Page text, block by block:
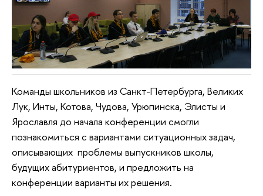
Команды школьников из Санкт-Петербурга, Великих
Лук, Инты, Котова, Чудова, Урюпинска, Элисты и
Ярославля до начала конференции смогли
познакомиться с вариантами ситуационных задач,
описывающих проблемы выпускников школы,
будущих абитуриентов, и предложить на
конференции варианты их решения.